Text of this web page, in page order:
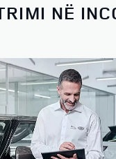
NË